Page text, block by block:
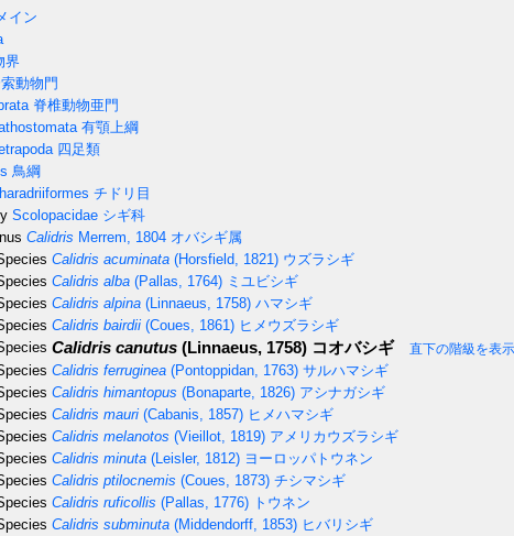
イン
界
動物門
脊椎動物亜門
有顎上綱
四足類
鳥綱
チドリ目
Scolopacidae シギ科
Calidris Merrem, 1804 オバシギ属
Calidris acuminata (Horsfield, 1821) ウズラシギ
Calidris alba (Pallas, 1764) ミユビシギ
Calidris alpina (Linnaeus, 1758) ハマシギ
Calidris bairdii (Coues, 1861) ヒメウズラシギ
Calidris canutus (Linnaeus, 1758) コオバシギ 直下の階級を表示
Calidris ferruginea (Pontoppidan, 1763) サルハマシギ
Calidris himantopus (Bonaparte, 1826) アシナガシギ
Calidris mauri (Cabanis, 1857) ヒメハマシギ
Calidris melanotos (Vieillot, 1819) アメリカウズラシギ
Calidris minuta (Leisler, 1812) ヨーロッパトウネン
Calidris ptilocnemis (Coues, 1873) チシマシギ
Calidris ruficollis (Pallas, 1776) トウネン
Calidris subminuta (Middendorff, 1853) ヒバリシギ